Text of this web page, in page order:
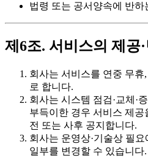
법령 또는 공서양속에 반하
제6조. 서비스의 제공·
회사는 서비스를 연중 무휴
로 합니다.
회사는 시스템 점검·교체·
부득이한 경우 서비스 제
전 또는 사후 공지합니다.
회사는 운영상·기술상 필
일부를 변경할 수 있습니다.